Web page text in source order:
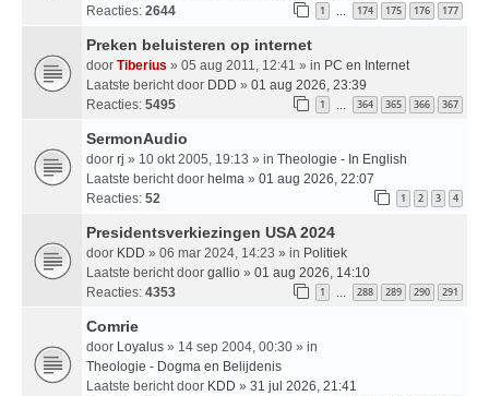
Reacties: 2644 1 … 174 175 176 177
Preken beluisteren op internet
door Tiberius » 05 aug 2011, 12:41 » in PC en Internet
Laatste bericht door DDD » 01 aug 2026, 23:39
Reacties: 5495 1 … 364 365 366 367
SermonAudio
door rj » 10 okt 2005, 19:13 » in Theologie - In English
Laatste bericht door helma » 01 aug 2026, 22:07
Reacties: 52 1 2 3 4
Presidentsverkiezingen USA 2024
door KDD » 06 mar 2024, 14:23 » in Politiek
Laatste bericht door gallio » 01 aug 2026, 14:10
Reacties: 4353 1 … 288 289 290 291
Comrie
door Loyalus » 14 sep 2004, 00:30 » in
Theologie - Dogma en Belijdenis
Laatste bericht door KDD » 31 jul 2026, 21:41